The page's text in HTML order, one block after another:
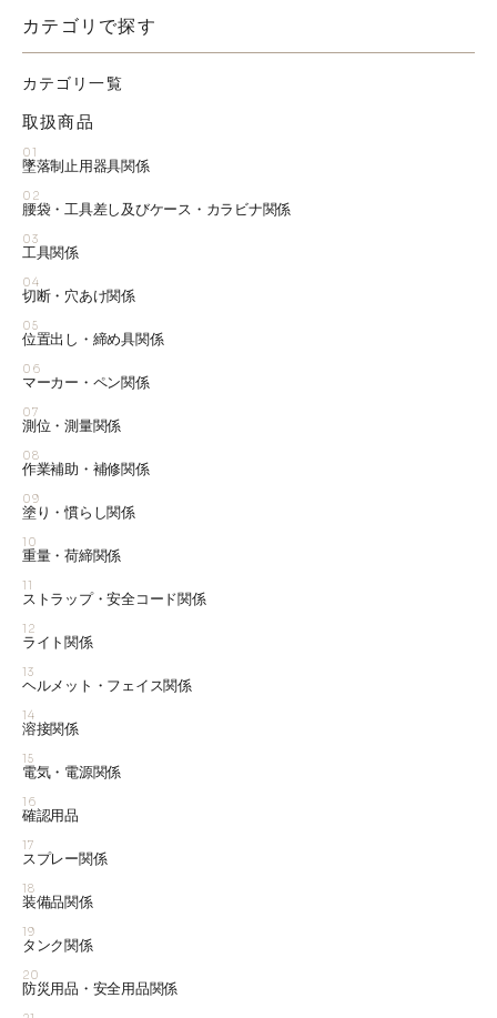
カテゴリで探す
カテゴリ一覧
取扱商品
01
墜落制止用器具関係
02
腰袋・工具差し及びケース・カラビナ関係
03
工具関係
04
切断・穴あけ関係
05
位置出し・締め具関係
06
マーカー・ペン関係
07
測位・測量関係
08
作業補助・補修関係
09
塗り・慣らし関係
10
重量・荷締関係
11
ストラップ・安全コード関係
12
ライト関係
13
ヘルメット・フェイス関係
14
溶接関係
15
電気・電源関係
16
確認用品
17
スプレー関係
18
装備品関係
19
タンク関係
20
防災用品・安全用品関係